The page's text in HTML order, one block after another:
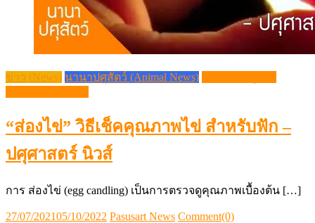
ข่าว (News) นานาปศุสัตว์ (Animal News)
“ส่องไข่” วิธีเช็คคุณภาพไข่ สำหรับฟัก –
ปศุศาสตร์ นิวส์
การ ส่องไข่ (egg candling) เป็นการตรวจดูคุณภาพเบื้องต้น […]
Posted
27/07/202105/10/2022 Author
Pasusart News Comment(0)